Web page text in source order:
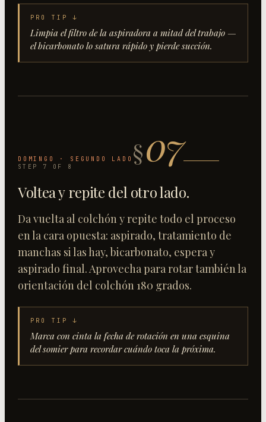
PRO TIP ↓
Limpia el filtro de la aspiradora a mitad del trabajo —
el bicarbonato lo satura rápido y pierde succión.
DOMINGO · SEGUNDO LADO §07
STEP 7 OF 8
Voltea y repite del otro lado.
Da vuelta al colchón y repite todo el proceso
en la cara opuesta: aspirado, tratamiento de
manchas si las hay, bicarbonato, espera y
aspirado final. Aprovecha para rotar también la
orientación del colchón 180 grados.
PRO TIP ↓
Marca con cinta la fecha de rotación en una esquina
del somier para recordar cuándo toca la próxima.